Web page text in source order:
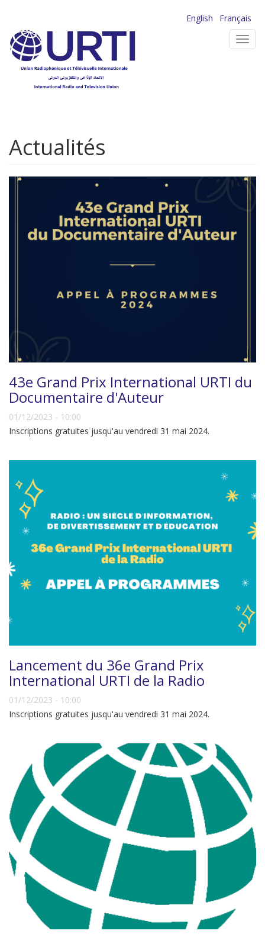
contenu
principal
English
Français
Actualités
43e Grand Prix International URTI du
Documentaire d'Auteur
01/12/2023 - 10:00
Inscriptions gratuites jusqu'au vendredi 31 mai 2024.
Lancement du 36e Grand Prix
International URTI de la Radio
01/12/2023 - 10:00
Inscriptions gratuites jusqu'au vendredi 31 mai 2024.